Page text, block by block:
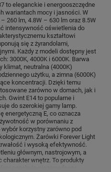
to eleganckie i energooszczędne
wariantach mocy i jasności. W
260 lm, 4.8W – 630 lm oraz 8.5W
intensywność oświetlenia do
kształtowi
się z żyrandolami,
Każdy z modeli dostępny jest
3000K, 4000K i 6000K. Barwa
klimat, neutralna (4000K)
użytku, a zimna (6000K)
koncentracji. Dzięki temu
zarówno w domach, jak i
Gwint E14 to popularne i
do szerokiej gamy lamp.
energetyczną E, co oznacza
w porównaniu z
korzystny zarówno pod
Żarówki Forever Light
i wysoką efektywność.
głównym, nastrojowym, a
wnętrz. To produkty
oczekują niezawodnego,